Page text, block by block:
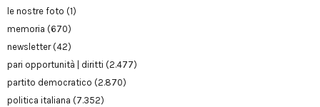
le nostre foto (1)
memoria (670)
newsletter(42)
pari opportunità | diritti (2.477)
partito democratico (2.870)
politica italiana (7.352)